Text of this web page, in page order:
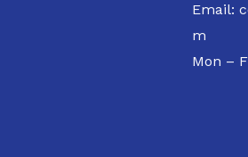
Email:
m
Mon –